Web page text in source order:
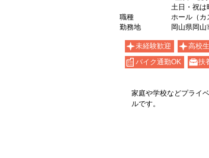
土日・祝は
職種
ホール（カ
勤務地
岡山県岡
未経験歓迎 高校
バイク通勤OK
扶
家庭や学校などプライ
ルです。